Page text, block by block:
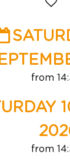
from
from